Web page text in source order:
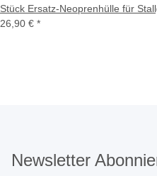
Stück Ersatz-Neoprenhülle für
26,90 € *
Newsletter